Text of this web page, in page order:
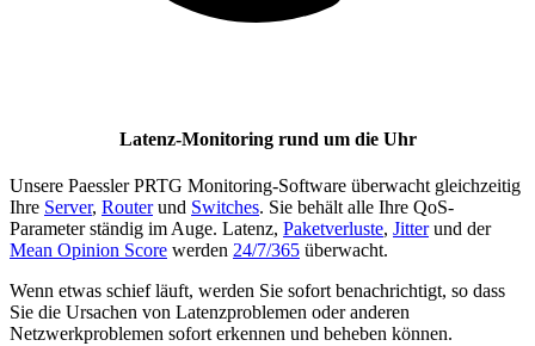
Latenz-Monitoring rund um die Uhr
Unsere Paessler PRTG Monitoring-Software überwacht gleichzeitig
Ihre Server, Routerund Switches. Sie behält alle Ihre QoS-
Parameter ständig im Auge. Latenz, Paketverluste, Jitterund der
Mean Opinion Score werden 24/7/365 überwacht.
Wenn etwas schief läuft, werden Sie sofort benachrichtigt, so dass
Sie die Ursachen von Latenzproblemen oder anderen
Netzwerkproblemen sofort erkennen und beheben können.